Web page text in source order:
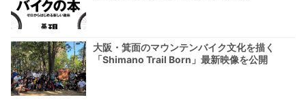
大阪・箕面のマウンテンバイク文化を描く
「Shimano Trail Born」最新映像を公開